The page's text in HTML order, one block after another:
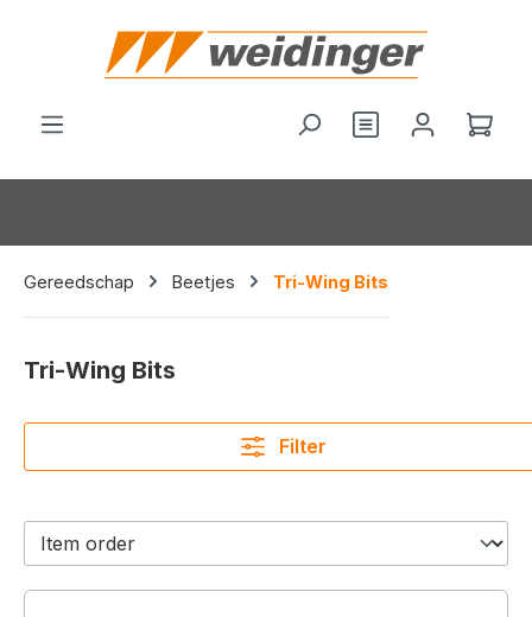
Je hebt 0 items
Gereedschap Beetjes Tri-Wing Bits
Tri-Wing Bits
Filter